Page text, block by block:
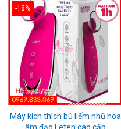
-18%
Máy kích thích bú liếm nhũ hoa
âm đạo Leten cao cấp